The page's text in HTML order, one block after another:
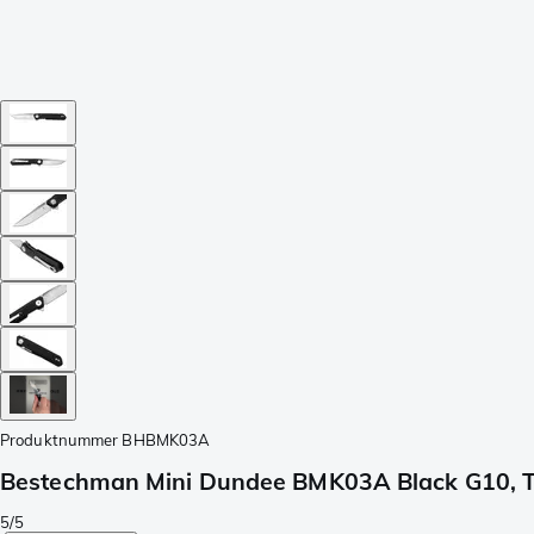
Produktnummer BHBMK03A
Bestechman Mini Dundee BMK03A Black G10,
5/5